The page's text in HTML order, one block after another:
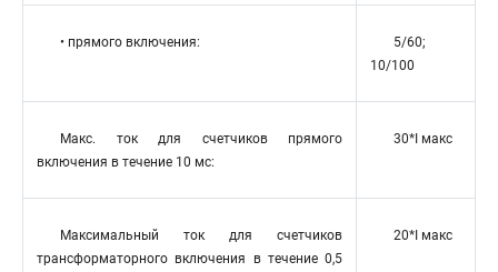
• прямого включения:
5/60;
10/100
Макс. ток для счетчиков прямого
включения в течение 10 мс:
30*I макс
Максимальный ток для счетчиков
трансформаторного включения в течение 0,5
20*I макс